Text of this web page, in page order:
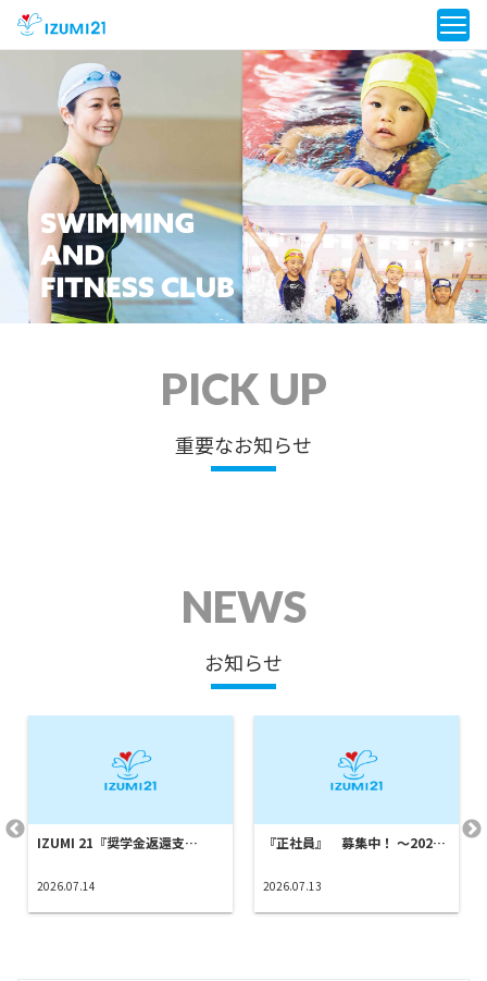
PICK UP
重要なお知らせ
NEWS
お知らせ
IZUMI 21『奨学金返還支…
2026.07.14
『正社員』 募集中！ ～202…
2026.07.13